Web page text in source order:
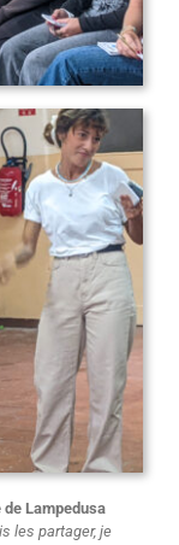
de Lampedusa
les partager, je